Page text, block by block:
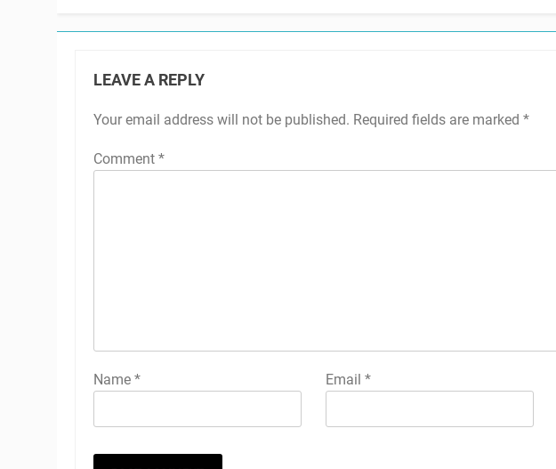
LEAVE A REPLY
Your email address will not be published. Required fields are marked *
Comment *
Name * Email *